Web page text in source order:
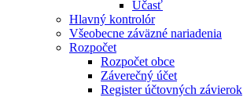
Účasť
Hlavný kontrolór
Všeobecne záväzné nariadenia
Rozpočet
Rozpočet obce
Záverečný účet
Register účtovných závierok